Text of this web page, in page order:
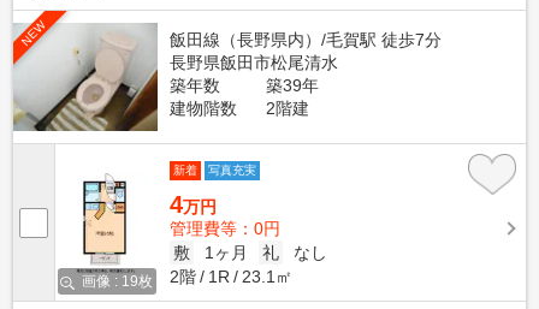
NEW
飯田線（長野県内）/毛賀駅 徒歩7分
長野県飯田市松尾清水
築年数
築39年
建物階数
2階建
画像 : 19枚
新着 写真充実
4万円
管理費等：0円
敷
1ヶ月 礼
なし
2階
1R 23.1㎡